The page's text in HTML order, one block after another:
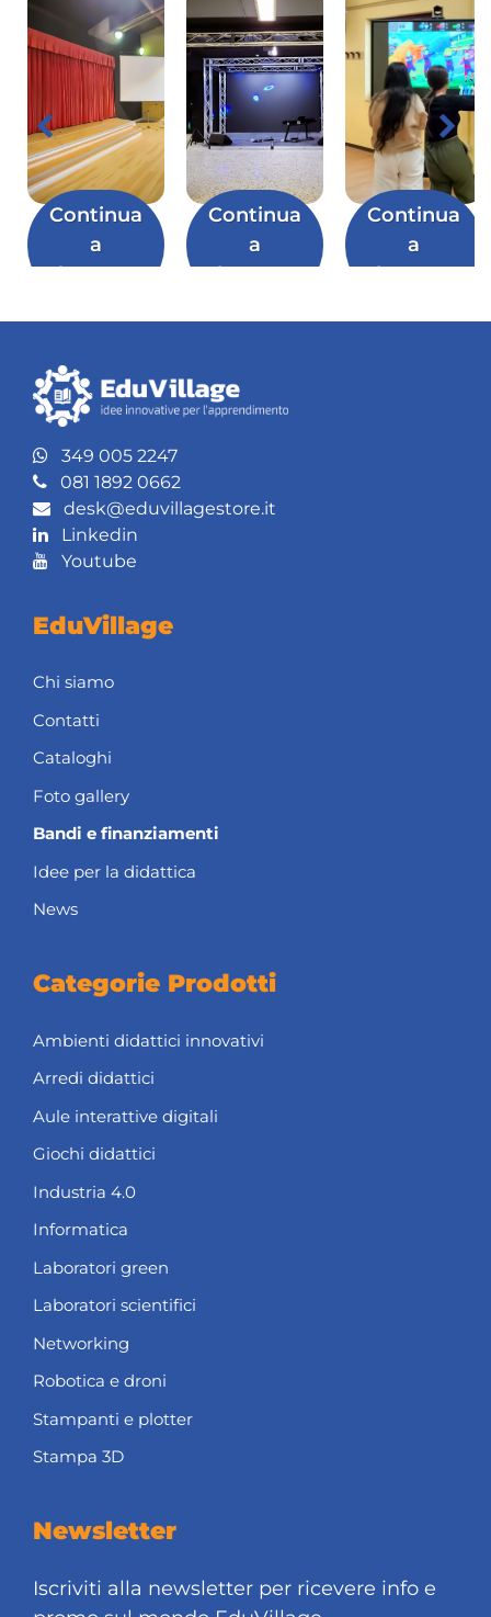
Continua
a
leggere
Continua
a
leggere
Continua
a
leggere
349 005 2247
081 1892 0662
desk@eduvillagestore.it
Linkedin
Youtube
EduVillage
Chi siamo
Contatti
Cataloghi
Foto gallery
Bandi e finanziamenti
Idee per la didattica
News
Categorie Prodotti
Ambienti didattici innovativi
Arredi didattici
Aule interattive digitali
Giochi didattici
Industria 4.0
Informatica
Laboratori green
Laboratori scientifici
Networking
Robotica e droni
Stampanti e plotter
Stampa 3D
Newsletter
Iscriviti alla newsletter per ricevere info e